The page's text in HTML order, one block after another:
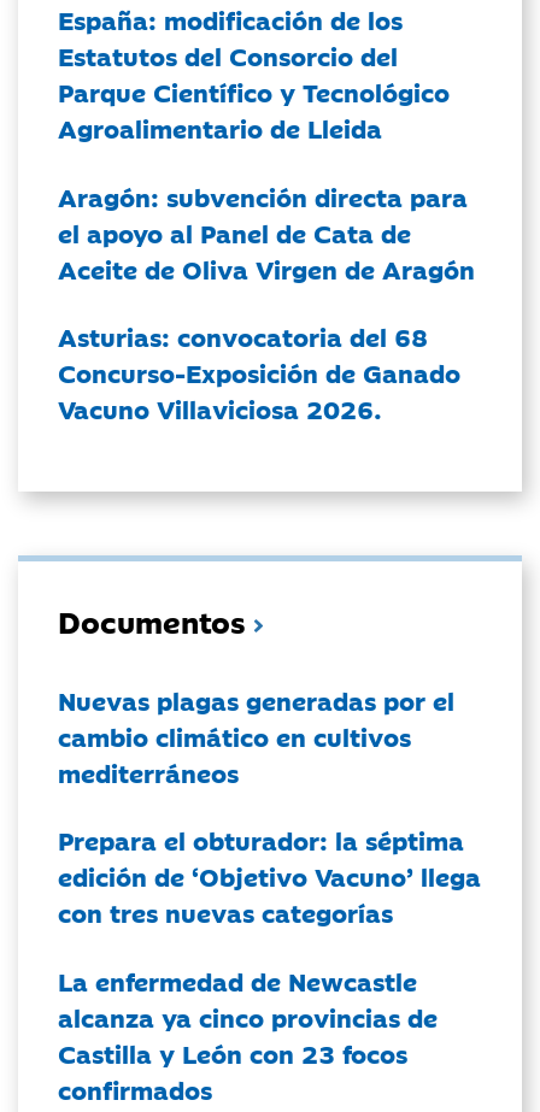
España: modificación de los
Estatutos del Consorcio del
Parque Científico y Tecnológico
Agroalimentario de Lleida
Aragón: subvención directa para
el apoyo al Panel de Cata de
Aceite de Oliva Virgen de Aragón
Asturias: convocatoria del 68
Concurso-Exposición de Ganado
Vacuno Villaviciosa 2026.
Documentos
Nuevas plagas generadas por el
cambio climático en cultivos
mediterráneos
Prepara el obturador: la séptima
edición de ‘Objetivo Vacuno’ llega
con tres nuevas categorías
La enfermedad de Newcastle
alcanza ya cinco provincias de
Castilla y León con 23 focos
confirmados